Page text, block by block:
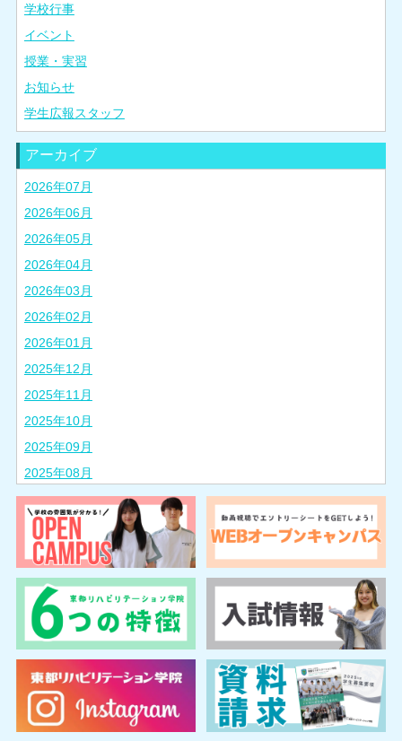
学校行事
イベント
授業・実習
お知らせ
学生広報スタッフ
アーカイブ
2026年07月
2026年06月
2026年05月
2026年04月
2026年03月
2026年02月
2026年01月
2025年12月
2025年11月
2025年10月
2025年09月
2025年08月
2025年07月
2025年06月
2025年05月
2025年04月
2025年03月
2025年02月
2024年08月
2024年07月
2024年06月